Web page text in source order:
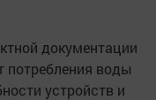
документации
потребления воды
устройств и